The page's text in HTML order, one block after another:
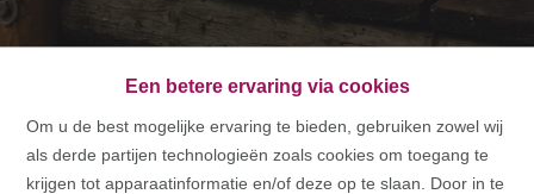
Een betere ervaring via cookies
Om u de best mogelijke ervaring te bieden, gebruiken zowel wij
als derde partijen technologieën zoals cookies om toegang te
krijgen tot apparaatinformatie en/of deze op te slaan. Door in te
HOME